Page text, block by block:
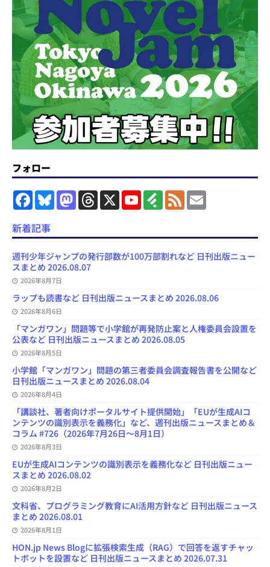
フォロー
F
a
e
b
o
k
B
s
y
M
a
o
o
n
T
h
a
s
X
Y
o
u
e
C
n
F
e
l
F
e
l
新着記事
週刊少年ジャンプの発行部数が100万部割れなど 日刊出版ニュー
スまとめ 2026.08.07
2026年8月7日
ラップも読書など 日刊出版ニュースまとめ 2026.08.06
2026年8月6日
「マンガワン」問題等で小学館が再発防止案と人権委員会設置を
公表など 日刊出版ニュースまとめ 2026.08.05
2026年8月5日
小学館「マンガワン」問題の第三者委員会調査報告書を公開など
日刊出版ニュースまとめ 2026.08.04
2026年8月4日
「講談社、著者向けポータルサイト提供開始」「EUが生成AIコ
ンテンツの識別表示を義務化」など、週刊出版ニュースまとめ＆
コラム #726（2026年7月26日～8月1日）
2026年8月3日
EUが生成AIコンテンツの識別表示を義務化など 日刊出版ニュー
スまとめ 2026.08.02
2026年8月2日
文科省、プログラミング教育にAI活用方針など 日刊出版ニュース
まとめ 2026.08.01
2026年8月1日
HON.jp News Blogに拡張検索生成（RAG）で回答を返すチャッ
トボットを設置など 日刊出版ニュースまとめ 2026.07.31